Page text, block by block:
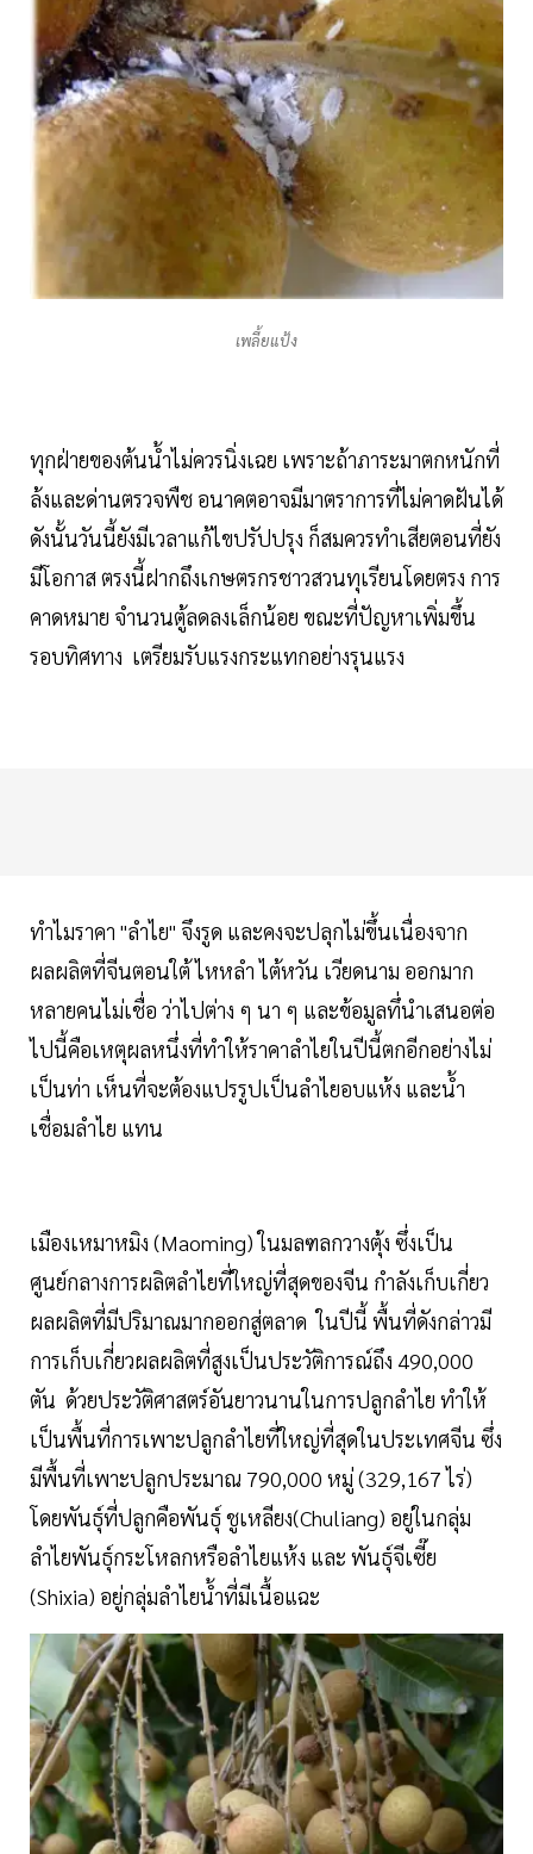
เพลี้ยแป้ง
ทุกฝ่ายของต้นน้ำไม่ควรนิ่งเฉย เพราะถ้าภาระมาตกหนักที่
ล้งและด่านตรวจพืช อนาคตอาจมีมาตราการที่ไม่คาดฝันได้
ดังนั้นวันนี้ยังมีเวลาแก้ไขปรัปปรุง ก็สมควรทำเสียตอนที่ยัง
มีโอกาส ตรงนี้ฝากถึงเกษตรกรชาวสวนทุเรียนโดยตรง การ
คาดหมาย จำนวนตู้ลดลงเล็กน้อย ขณะที่ปัญหาเพิ่มขึ้น
รอบทิศทาง เตรียมรับแรงกระแทกอย่างรุนแรง
ทำไมราคา "ลำไย" จึงรูด และคงจะปลุกไม่ขึ้นเนื่องจาก
ผลผลิตที่จีนตอนใต้ ไหหลำ ไต้หวัน เวียดนาม ออกมาก
หลายคนไม่เชื่อ ว่าไปต่าง ๆ นา ๆ และข้อมูลทึ่นำเสนอต่อ
ไปนี้คือเหตุผลหนึ่งที่ทำให้ราคาลำไยในปีนี้ตกอีกอย่างไม่
เป็นท่า เห็นที่จะต้องแปรรูปเป็นลำไยอบแห้ง และน้ำ
เชื่อมลำไย แทน
เมืองเหมาหมิง (Maoming) ในมลฑลกวางตุ้ง ซึ่งเป็น
ศูนย์กลางการผลิตลำไยที่ใหญ่ที่สุดของจีน กำลังเก็บเกี่ยว
ผลผลิตที่มีปริมาณมากออกสู่ตลาด ในปีนี้ พื้นที่ดังกล่าวมี
การเก็บเกี่ยวผลผลิตที่สูงเป็นประวัติการณ์ถึง 490,000
ตัน ด้วยประวัติศาสตร์อันยาวนานในการปลูกลำไย ทำให้
เป็นพื้นที่การเพาะปลูกลำไยที่ใหญ่ที่สุดในประเทศจีน ซึ่ง
มีพื้นที่เพาะปลูกประมาณ 790,000 หมู่ (329,167 ไร่)
โดยพันธุ์ที่ปลูกคือพันธุ์ ชูเหลียง(Chuliang) อยู่ในกลุ่ม
ลำไยพันธุ์กระโหลกหรือลำไยแห้ง และ พันธุ์จีเซี๊ย
(Shixia) อยู่กลุ่มลำไยน้ำที่มีเนื้อแฉะ